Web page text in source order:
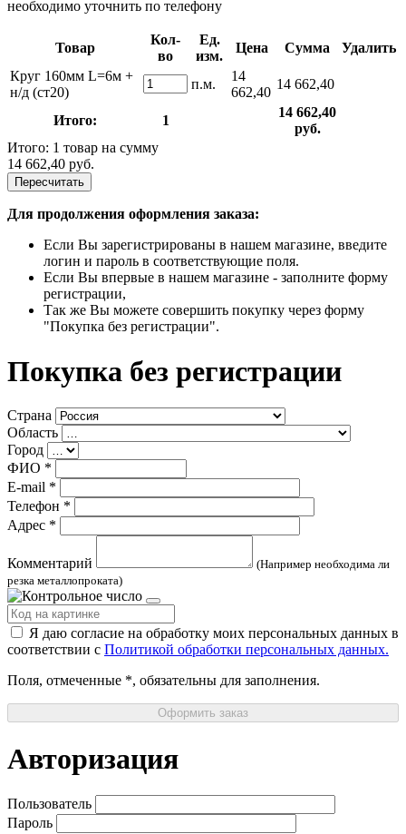
необходимо уточнить по телефону
Товар
Кол-
во
Ед.
изм.
Цена Сумма
Удалить
Круг 160мм L=6м +
н/д (ст20)
п.м.
14
662,40
14 662,40
Итого: 1
14 662,40
руб.
Итого: 1 товар на сумму
14 662,40 руб.
Пересчитать
Для продолжения оформления заказа:
Если Вы зарегистрированы в нашем магазине, введите
логин и пароль в соответствующие поля.
Если Вы впервые в нашем магазине - заполните форму
регистрации,
Так же Вы можете совершить покупку через форму
"Покупка без регистрации".
Покупка без регистрации
Страна
Область
Город
ФИО *
E-mail *
Телефон *
Адрес *
Комментарий
(Например необходима ли
резка металлопроката)
Я даю согласие на обработку моих персональных данных в
соответствии с Политикой обработки персональных данных.
Поля, отмеченные *, обязательны для заполнения.
Оформить заказ
Авторизация
Пользователь
Пароль